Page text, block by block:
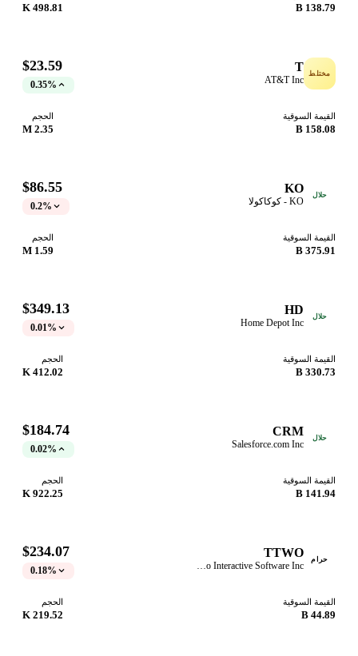
138.79 B
498.81 K
مختلط T
AT&T Inc
$23.59
0.35%
القيمة السوقية
158.08 B
الحجم
2.35 M
حلال KO
KO - كوكاكولا
$86.55
0.2%
القيمة السوقية
375.91 B
الحجم
1.59 M
حلال HD
Home Depot Inc
$349.13
0.01%
القيمة السوقية
330.73 B
الحجم
412.02 K
حلال CRM
Salesforce.com Inc
$184.74
0.02%
القيمة السوقية
141.94 B
الحجم
922.25 K
حرام TTWO
Take-Two Interactive Software Inc
$234.07
0.18%
القيمة السوقية
44.89 B
الحجم
219.52 K